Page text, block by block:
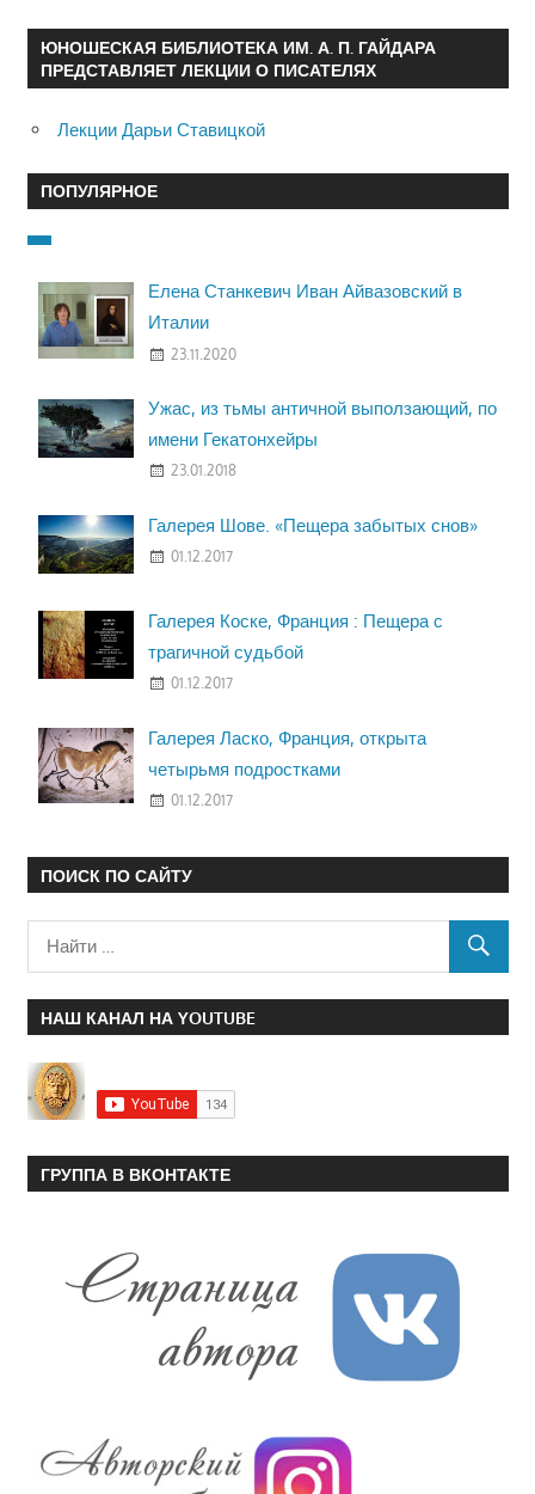
ЮНОШЕСКАЯ БИБЛИОТЕКА ИМ. А. П. ГАЙДАРА
ПРЕДСТАВЛЯЕТ ЛЕКЦИИ О ПИСАТЕЛЯХ
Лекции Дарьи Ставицкой
ПОПУЛЯРНОЕ
Елена Станкевич Иван Айвазовский в
Италии
23.11.2020
Ужас, из тьмы античной выползающий, по
имени Гекатонхейры
23.01.2018
Галерея Шове. «Пещера забытых снов»
01.12.2017
Галерея Коске, Франция : Пещера с
трагичной судьбой
01.12.2017
Галерея Ласко, Франция, открыта
четырьмя подростками
01.12.2017
ПОИСК ПО САЙТУ
НАШ КАНАЛ НА YOUTUBE
ГРУППА В ВКОНТАКТЕ